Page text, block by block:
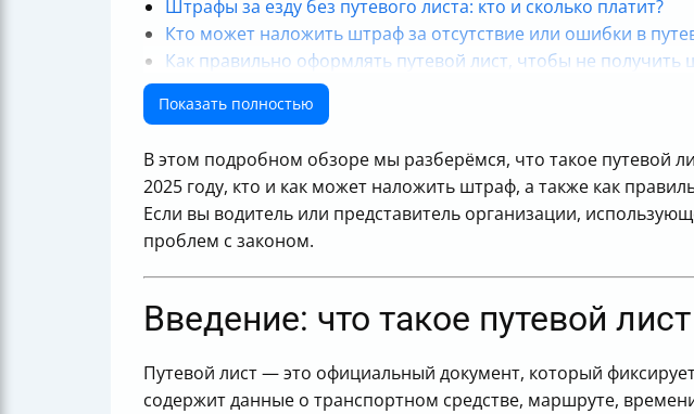
Штрафы за езду без путевого листа: кто и сколько платит?
Кто может наложить штраф за отсутствие или ошибки в
Как правильно оформлять путевой лист, чтобы не получить
Как избежать штрафов: практические рекомендации
Дополнительные нюансы и юридические процедуры
Показать полностью
В этом подробном обзоре мы разберёмся, что такое путевой
2025 году, кто и как может наложить штраф, а также как
Если вы водитель или представитель организации,
проблем с законом.
Введение: что такое путевой
Путевой лист — это официальный документ, который
содержит данные о транспортном средстве, маршруте,